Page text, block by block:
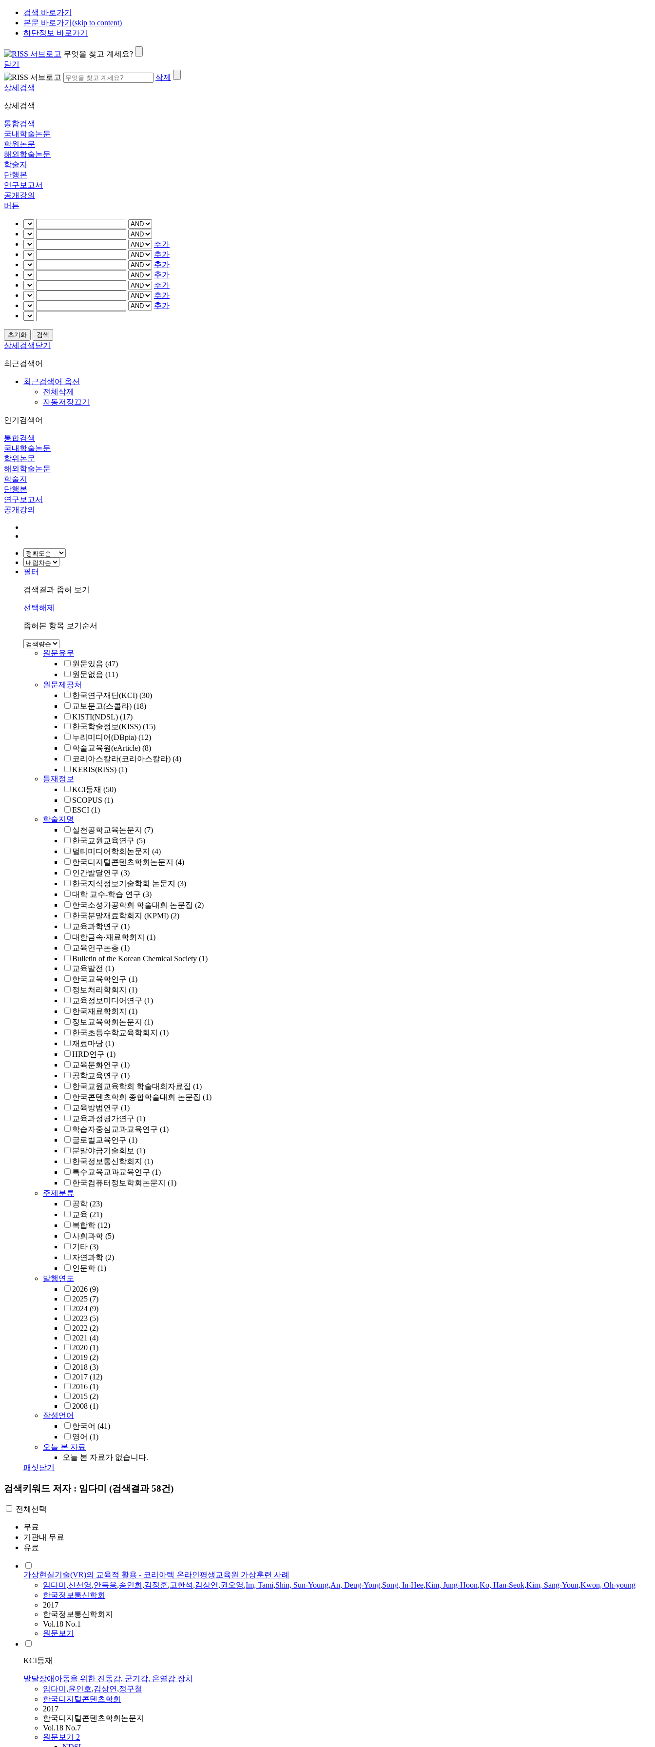
검색 바로가기
본문 바로가기(skip to content)
하단정보 바로가기
무엇을 찾고 계세요?
닫기
삭제
상세검색
상세검색
통합검색
국내학술논문
학위논문
해외학술논문
학술지
단행본
연구보고서
공개강의
버튼
추가
추가
추가
추가
추가
추가
추가
상세검색닫기
최근검색어
최근검색어 옵션
전체삭제
자동저장끄기
인기검색어
통합검색
국내학술논문
학위논문
해외학술논문
학술지
단행본
연구보고서
공개강의
필터
검색결과 좁혀 보기
선택해제
좁혀본 항목 보기순서
원문유무
원문있음 (47)
원문없음 (11)
원문제공처
한국연구재단(KCI) (30)
교보문고(스콜라) (18)
KISTI(NDSL) (17)
한국학술정보(KISS) (15)
누리미디어(DBpia) (12)
학술교육원(eArticle) (8)
코리아스칼라(코리아스칼라) (4)
KERIS(RISS) (1)
등재정보
KCI등재 (50)
SCOPUS (1)
ESCI (1)
학술지명
실천공학교육논문지 (7)
한국교원교육연구 (5)
멀티미디어학회논문지 (4)
한국디지털콘텐츠학회논문지 (4)
인간발달연구 (3)
한국지식정보기술학회 논문지 (3)
대학 교수-학습 연구 (3)
한국소성가공학회 학술대회 논문집 (2)
한국분말재료학회지 (KPMI) (2)
교육과학연구 (1)
대한금속·재료학회지 (1)
교육연구논총 (1)
Bulletin of the Korean Chemical Society (1)
교육발전 (1)
한국교육학연구 (1)
정보처리학회지 (1)
교육정보미디어연구 (1)
한국재료학회지 (1)
정보교육학회논문지 (1)
한국초등수학교육학회지 (1)
재료마당 (1)
HRD연구 (1)
교육문화연구 (1)
공학교육연구 (1)
한국교원교육학회 학술대회자료집 (1)
한국콘텐츠학회 종합학술대회 논문집 (1)
교육방법연구 (1)
교육과정평가연구 (1)
학습자중심교과교육연구 (1)
글로벌교육연구 (1)
분말야금기술회보 (1)
한국정보통신학회지 (1)
특수교육교과교육연구 (1)
한국컴퓨터정보학회논문지 (1)
주제분류
공학 (23)
교육 (21)
복합학 (12)
사회과학 (5)
기타 (3)
자연과학 (2)
인문학 (1)
발행연도
2026 (9)
2025 (7)
2024 (9)
2023 (5)
2022 (2)
2021 (4)
2020 (1)
2019 (2)
2018 (3)
2017 (12)
2016 (1)
2015 (2)
2008 (1)
작성언어
한국어 (41)
영어 (1)
오늘 본 자료
오늘 본 자료가 없습니다.
패싯닫기
검색키워드 저자 : 임다미 (검색결과 58건)
전체선택
무료
기관내 무료
유료
가상현실기술(VR)의 교육적 활용 - 코리아텍 온라인평생교육원 가상훈련 사례
임다미 ,신선영,안득용,송인희 ,김정훈,고한석,김상연,권오영,Im, Tami,Shin, Sun-Young,An, Deug-Yong,Song, In-Hee,Kim, Jung-Hoon,Ko, Han-Seok,Kim, Sang-Youn,Kwon, Oh-young
한국정보통신학회
2017
한국정보통신학회지
Vol.18 No.1
원문보기
KCI등재
발달장애아동을 위한 진동감, 굳기감, 온열감 장치
임다미 ,윤인호,김상연,정구철
한국디지털콘텐츠학회
2017
한국디지털콘텐츠학회논문지
Vol.18 No.7
원문보기 2